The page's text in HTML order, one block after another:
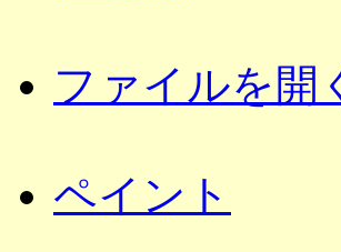
ファイルを開
ペイント